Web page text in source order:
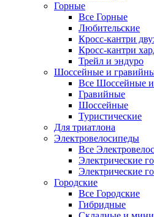
Горные
Все Горные
Любительские
Кросс-кантри
Кросс-кантри
Трейл и эндуро
Шоссейные и
Все Шоссейные
Гравийные
Шоссейные
Туристические
Для триатлона
Электровелосипеды
Все
Электрические
Электрические
Городские
Все Городские
Гибридные